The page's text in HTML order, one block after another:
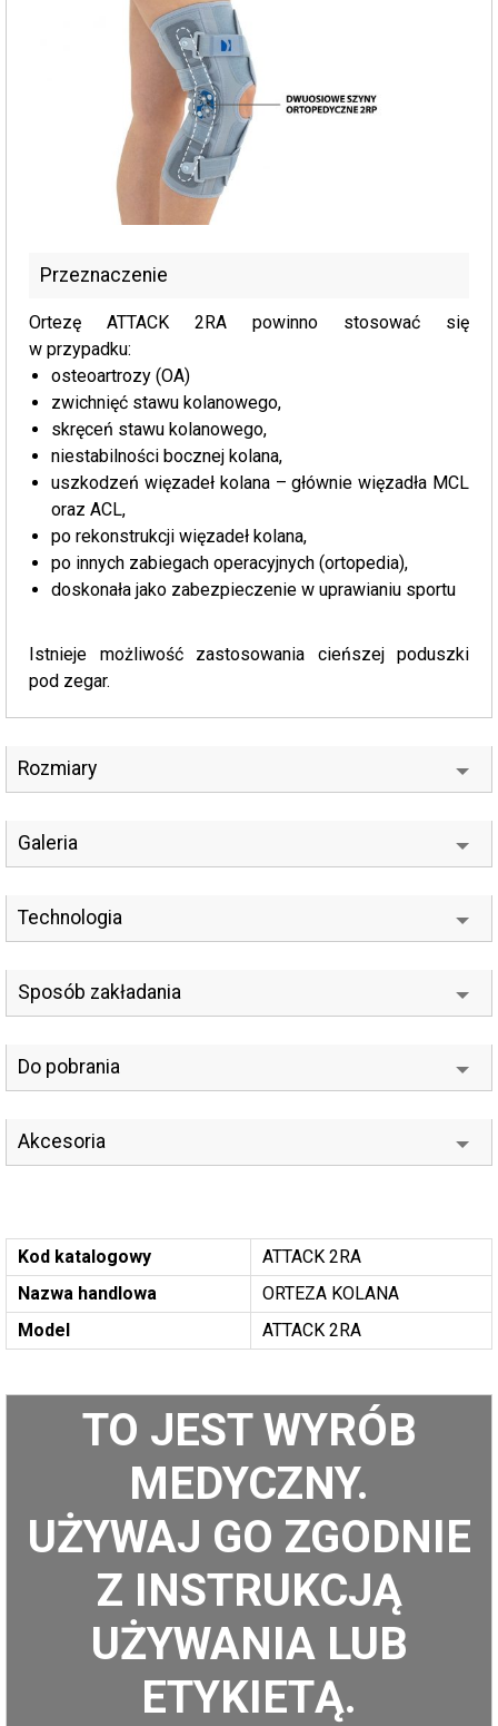
Przeznaczenie
Ortezę ATTACK 2RA powinno stosować się
w przypadku:
osteoartrozy (OA)
zwichnięć stawu kolanowego,
skręceń stawu kolanowego,
niestabilności bocznej kolana,
uszkodzeń więzadeł kolana – głównie więzadła MCL
oraz ACL,
po rekonstrukcji więzadeł kolana,
po innych zabiegach operacyjnych (ortopedia),
doskonała jako zabezpieczenie w uprawianiu sportu
Istnieje możliwość zastosowania cieńszej poduszki
pod zegar.
Rozmiary
Galeria
Technologia
Sposób zakładania
Do pobrania
Akcesoria
Kod katalogowy
ATTACK 2RA
Nazwa handlowa
ORTEZA KOLANA
Model
ATTACK 2RA
TO JEST WYRÓB
MEDYCZNY.
UŻYWAJ GO ZGODNIE
Z INSTRUKCJĄ
UŻYWANIA LUB
ETYKIETĄ.